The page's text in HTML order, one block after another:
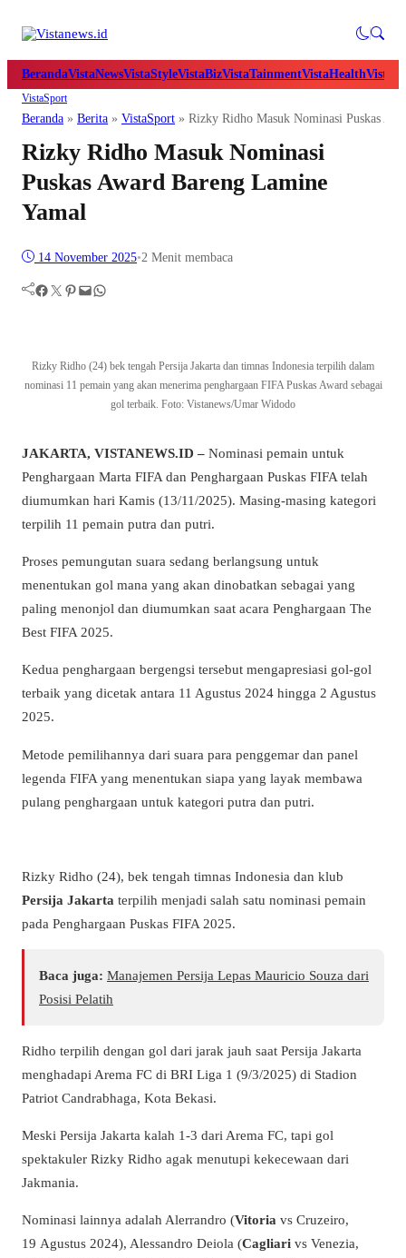
BerandaVistaNewsVistaStyleVistaBizVistaTainmentVistaHealth
VistaSport
Beranda » Berita » VistaSport » Rizky Ridho Masuk Nominasi Puskas
Rizky Ridho Masuk Nominasi
Puskas Award Bareng Lamine
Yamal
14 November 2025•2 Menit membaca
Facebook Twitter Pinterest Mail WhatsApp
Rizky Ridho (24) bek tengah Persija Jakarta dan timnas Indonesia terpilih dalam
nominasi 11 pemain yang akan menerima penghargaan FIFA Puskas Award sebagai
gol terbaik. Foto: Vistanews/Umar Widodo
JAKARTA, VISTANEWS.ID – Nominasi pemain untuk
Penghargaan Marta FIFA dan Penghargaan Puskas FIFA telah
diumumkan hari Kamis (13/11/2025). Masing-masing kategori
terpilih 11 pemain putra dan putri.
Proses pemungutan suara sedang berlangsung untuk
menentukan gol mana yang akan dinobatkan sebagai yang
paling menonjol dan diumumkan saat acara Penghargaan The
Best FIFA 2025.
Kedua penghargaan bergengsi tersebut mengapresiasi gol-gol
terbaik yang dicetak antara 11 Agustus 2024 hingga 2 Agustus
2025.
Metode pemilihannya dari suara para penggemar dan panel
legenda FIFA yang menentukan siapa yang layak membawa
pulang penghargaan untuk kategori putra dan putri.
Rizky Ridho (24), bek tengah timnas Indonesia dan klub
Persija Jakarta terpilih menjadi salah satu nominasi pemain
pada Penghargaan Puskas FIFA 2025.
Baca juga: Manajemen Persija Lepas Mauricio Souza dari
Posisi Pelatih
Ridho terpilih dengan gol dari jarak jauh saat Persija Jakarta
menghadapi Arema FC di BRI Liga 1 (9/3/2025) di Stadion
Patriot Candrabhaga, Kota Bekasi.
Meski Persija Jakarta kalah 1-3 dari Arema FC, tapi gol
spektakuler Rizky Ridho agak menutupi kekecewaan dari
Jakmania.
Nominasi lainnya adalah Alerrandro (Vitoria vs Cruzeiro,
19 Agustus 2024), Alessandro Deiola (Cagliari vs Venezia,